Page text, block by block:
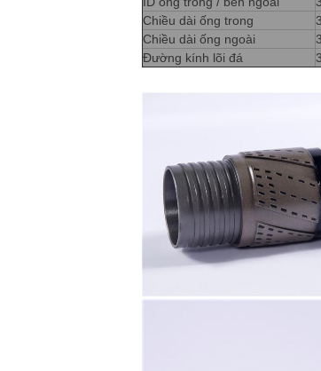
Chiều dài ống trong
Chiều dài ống ngoài
Đường kính lõi đá